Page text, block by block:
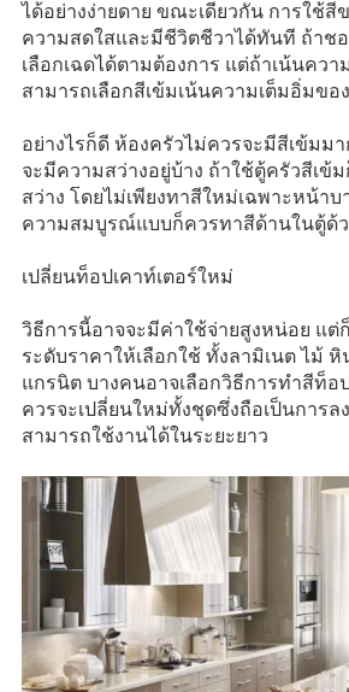
ได้อย่างง่ายดาย ขณะเดียวกัน การใช้สี
ความสดใสและมีชีวิตชีวาได้ทันที ถ้าช
เลือกเฉดได้ตามต้องการ แต่ถ้าเน้นควา
สามารถเลือกสีเข้มเน้นความเต็มอิ่มข
อย่างไรก็ดี ห้องครัวไม่ควรจะมีสีเข้มม
จะมีความสว่างอยู่บ้าง ถ้าใช้ตู้ครัวสีเข้
สว่าง โดยไม่เพียงทาสีใหม่เฉพาะหน้าบ
ความสมบูรณ์แบบก็ควรทาสีด้านในตู้ด้
เปลี่ยนท็อปเคาท์เตอร์ใหม่
วิธีการนี้อาจจะมีค่าใช้จ่ายสูงหน่อย แ
ระดับราคาให้เลือกใช้ ทั้งลามิเนต ไม้ หิ
แกรนิต บางคนอาจเลือกวิธีการทำสีท็อ
ควรจะเปลี่ยนใหม่ทั้งชุดซึ่งถือเป็นการล
สามารถใช้งานได้ในระยะยาว